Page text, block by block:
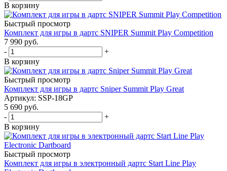
В корзину
Быстрый просмотр
Комплект для игры в дартс SNIPER Summit Play Competition
7 990 руб.
-
+
В корзину
Быстрый просмотр
Комплект для игры в дартс Sniper Summit Play Great
Артикул: SSP-18GP
5 690 руб.
-
+
В корзину
Быстрый просмотр
Комплект для игры в электронный дартс Start Line Play